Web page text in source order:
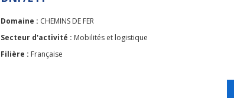
Domaine : CHEMINS DE FER
Secteur d'activité : Mobilités et logistique
Filière : Française